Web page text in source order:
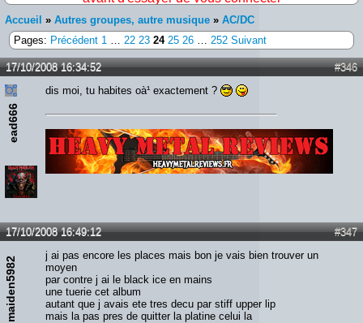
Accueil » Autres groupes, autre musique » AC/DC
Pages: Précédent 1 … 22 23 24 25 26 … 252 Suivant
#346
17/10/2008 16:34:52
ead666
dis moi, tu habites oà¹ exactement ?
#347
17/10/2008 16:49:12
maiden5982
j ai pas encore les places mais bon je vais bien trouver un
moyen
par contre j ai le black ice en mains
une tuerie cet album
autant que j avais ete tres decu par stiff upper lip
mais la pas pres de quitter la platine celui la